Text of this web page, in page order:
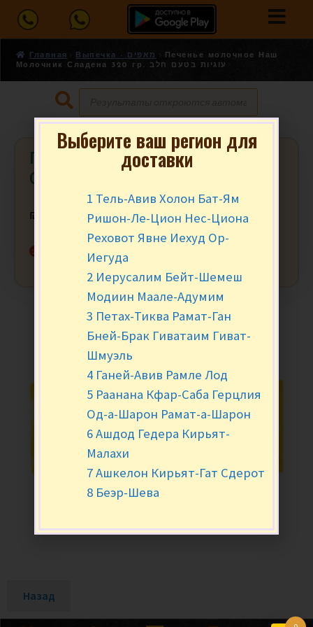
Главная Выпечка - מאפים
Печенье молочное Наш
Молочник Сладена 320 гр. עוגיות בטעם חלב
Печенье молочное Наш Молочник
₪ за уп.
Нет в наличии
Назад
Выберите ваш регион для
доставки
1 Тель-Авив Холон Бат-Ям
Ришон-Ле-Цион Нес-Циона
Реховот Явне Иехуд Ор-
Иегуда
2 Иерусалим Бейт-Шемеш
Модиин Маале-Адумим
3 Петах-Тиква Рамат-Ган
Бней-Брак Гиватаим Гиват-
Шмуэль
4 Ганей-Авив Рамле Лод
5 Раанана Кфар-Саба Герцлия
Од-а-Шарон Рамат-а-Шарон
6 Ашдод Гедера Кирьят-
Малахи
7 Ашкелон Кирьят-Гат Сдерот
8 Беэр-Шева